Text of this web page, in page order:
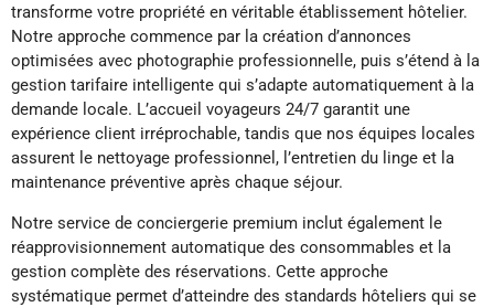
transforme votre propriété en véritable établissement hôtelier.
Notre approche commence par la création d’annonces
optimisées avec photographie professionnelle, puis s’étend à la
gestion tarifaire intelligente qui s’adapte automatiquement à la
demande locale. L’accueil voyageurs 24/7 garantit une
expérience client irréprochable, tandis que nos équipes locales
assurent le nettoyage professionnel, l’entretien du linge et la
maintenance préventive après chaque séjour.
Notre service de conciergerie premium inclut également le
réapprovisionnement automatique des consommables et la
gestion complète des réservations. Cette approche
systématique permet d’atteindre des standards hôteliers qui se